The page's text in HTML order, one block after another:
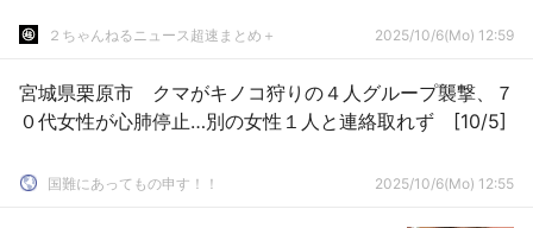
２ちゃんねるニュース超速まとめ＋ 2025/10/6(Mo) 12:59
宮城県栗原市 クマがキノコ狩りの４人グループ襲撃、７
０代女性が心肺停止…別の女性１人と連絡取れず [10/5]
国難にあってもの申す！！ 2025/10/6(Mo) 12:55